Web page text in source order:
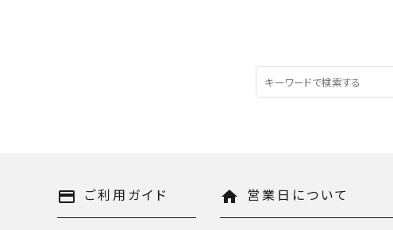
payment ご利用ガイド home 営業日について